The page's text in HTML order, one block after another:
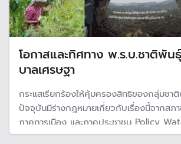
โอกาสและทิศทาง พ.ร.บ.ชาติพัน
บาลเศรษฐา
กระแสเรียกร้องให้คุ้มครองสิทธิของกลุ่มชา
ปัจจุบันมีร่างกฎหมายเกี่ยวกับเรื่องนี้จากสภ
ภาคการเมือง และภาคประชาชน Policy
โดย อภินันท์ ธรรมเสนา ศูนย์มานุษยวิทยาสิ